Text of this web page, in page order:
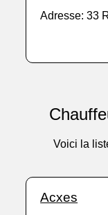
Adresse: 33
Voici la
Acxes